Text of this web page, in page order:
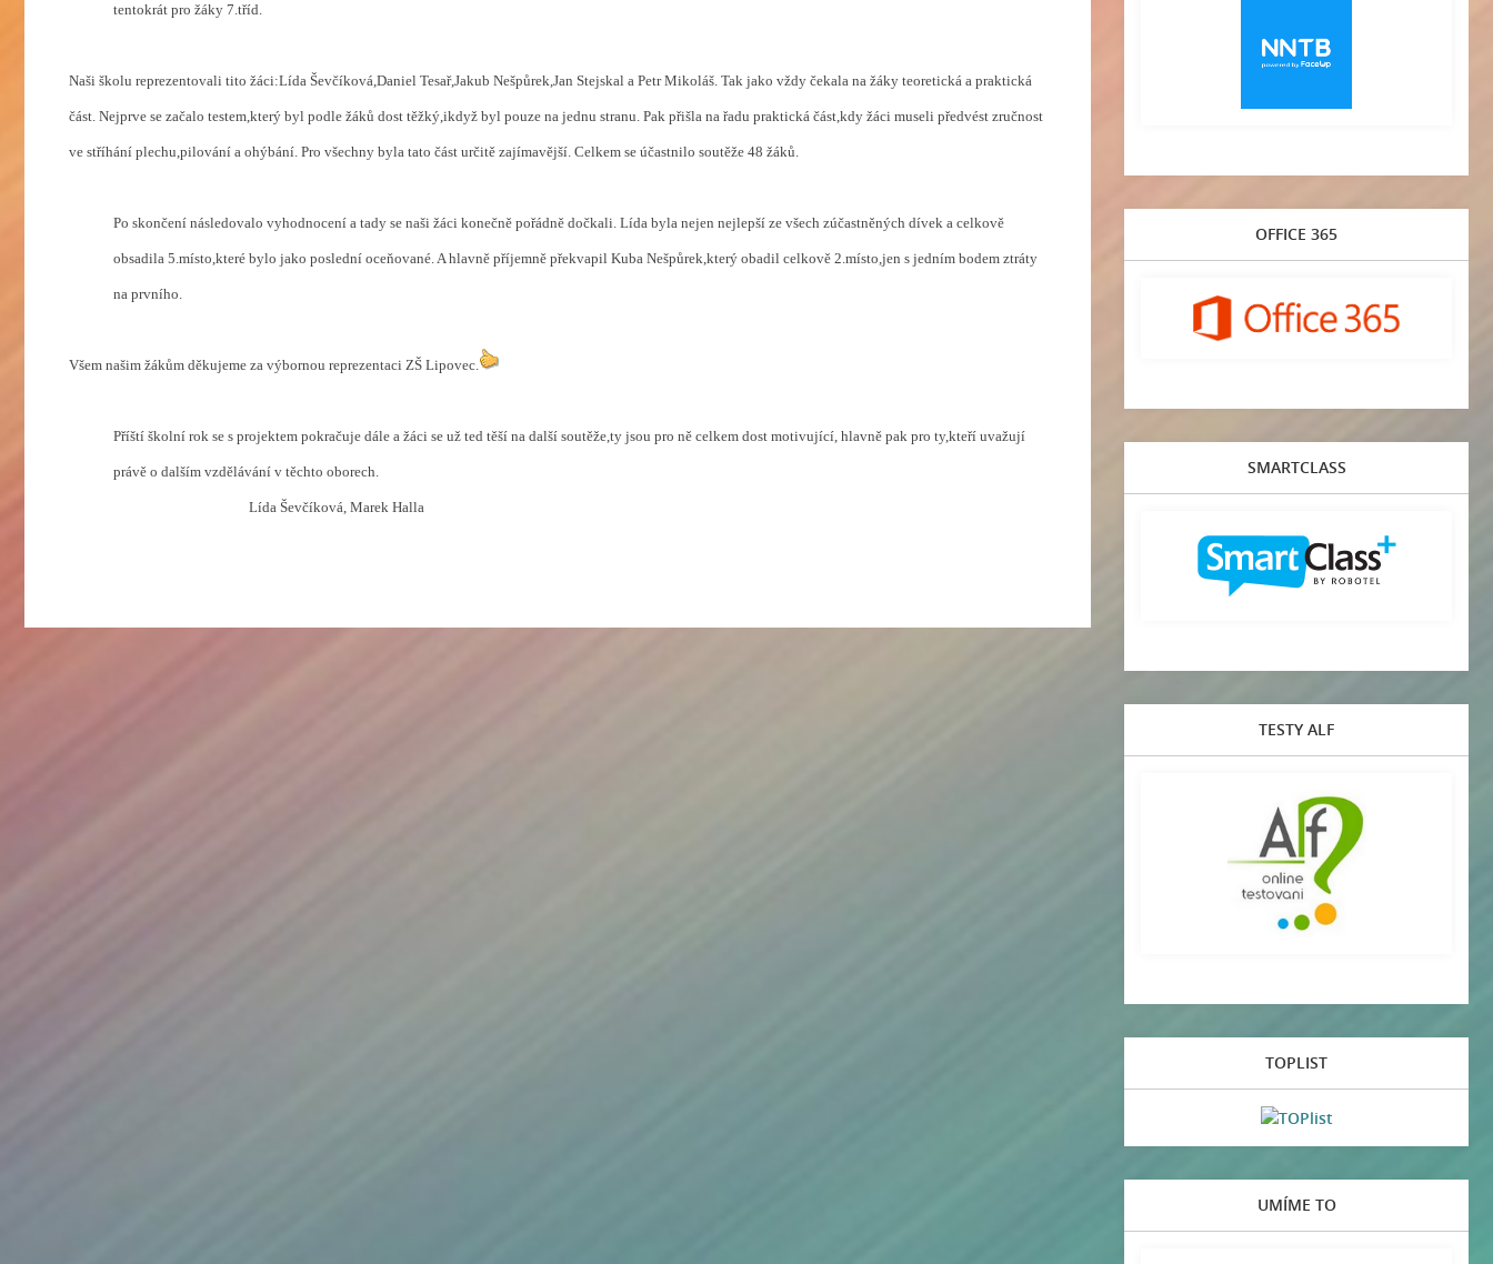
tentokrát pro žáky 7.tříd.
Naši školu reprezentovali tito žáci:Lída Ševčíková,Daniel Tesař,Jakub Nešpůrek,Jan Stejskal a Petr Mikoláš. Tak jako vždy čekala na žáky teoretická a praktická
část. Nejprve se začalo testem,který byl podle žáků dost těžký,ikdyž byl pouze na jednu stranu. Pak přišla na řadu praktická část,kdy žáci museli předvést zručnost
ve stříhání plechu,pilování a ohýbání. Pro všechny byla tato část určitě zajímavější. Celkem se účastnilo soutěže 48 žáků.
Po skončení následovalo vyhodnocení a tady se naši žáci konečně pořádně dočkali. Lída byla nejen nejlepší ze všech zúčastněných dívek a celkově
obsadila 5.místo,které bylo jako poslední oceňované. A hlavně příjemně překvapil Kuba Nešpůrek,který obadil celkově 2.místo,jen s jedním bodem ztráty
na prvního.
Všem našim žákům děkujeme za výbornou reprezentaci ZŠ Lipovec.
Příští školní rok se s projektem pokračuje dále a žáci se už ted těší na další soutěže,ty jsou pro ně celkem dost motivující, hlavně pak pro ty,kteří uvažují
právě o dalším vzdělávání v těchto oborech.
Lída Ševčíková, Marek Halla
OFFICE 365
SMARTCLASS
TESTY ALF
TOPLIST
UMÍME TO